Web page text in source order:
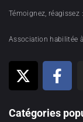
Témoignez, réagissez
Association habilitée
Catégories